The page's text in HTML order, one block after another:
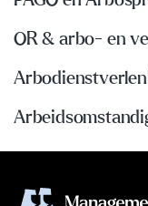
OR & arbo- en